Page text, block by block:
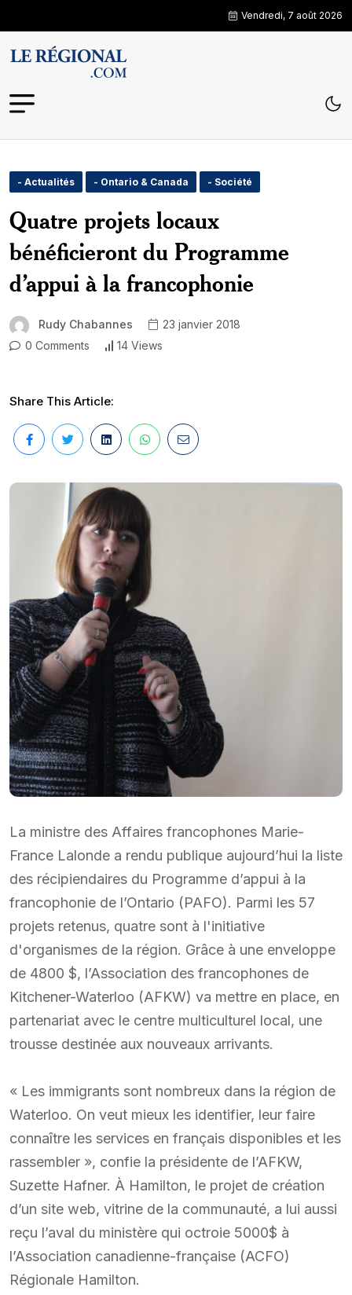
Vendredi, 7 août 2026
- Actualités - Ontario & Canada - Société
Quatre projets locaux
bénéficieront du Programme
d’appui à la francophonie
Rudy Chabannes
23 janvier 2018
0 Comments
14 Views
Share This Article:
La ministre des Affaires francophones Marie-
France Lalonde a rendu publique aujourd’hui la liste
des récipiendaires du Programme d’appui à la
francophonie de l’Ontario (PAFO). Parmi les 57
projets retenus, quatre sont à l'initiative
d'organismes de la région. Grâce à une enveloppe
de 4800 $, l’Association des francophones de
Kitchener-Waterloo (AFKW) va mettre en place, en
partenariat avec le centre multiculturel local, une
trousse destinée aux nouveaux arrivants.
« Les immigrants sont nombreux dans la région de
Waterloo. On veut mieux les identifier, leur faire
connaître les services en français disponibles et les
rassembler », confie la présidente de l’AFKW,
Suzette Hafner. À Hamilton, le projet de création
d’un site web, vitrine de la communauté, a lui aussi
reçu l’aval du ministère qui octroie 5000$ à
l’Association canadienne-française (ACFO)
Régionale Hamilton.